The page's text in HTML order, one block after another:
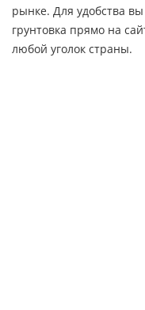
рынке. Для удобства вы
грунтовка прямо на
любой уголок страны.